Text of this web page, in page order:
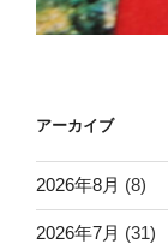
アーカイブ
2026年8月 (8)
2026年7月 (31)